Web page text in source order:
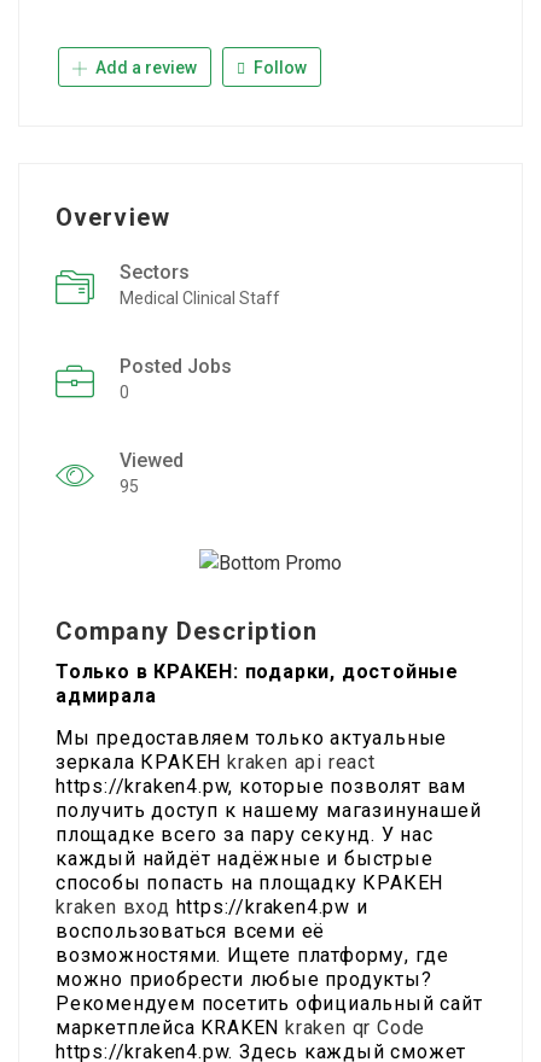
Add a review Follow
Overview
Sectors
Medical Clinical Staff
Posted Jobs
0
Viewed
95
Company Description
Только в КРАКЕН: подарки, достойные
адмирала
Мы предоставляем только актуальные
зеркала КРАКЕНkraken api react
https://kraken4.pw, которые позволят вам
получить доступ к нашему магазинунашей
площадке всего за пару секунд. У нас
каждый найдёт надёжные и быстрые
способы попасть на площадку КРАКЕН
kraken вход https://kraken4.pw и
воспользоваться всеми её
возможностями. Ищете платформу, где
можно приобрести любые продукты?
Рекомендуем посетить официальный сайт
маркетплейса KRAKENkraken qr Code
https://kraken4.pw. Здесь каждый сможет